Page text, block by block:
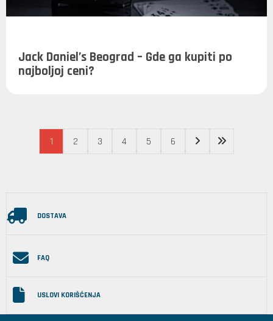
Jack Daniel’s Beograd – Gde ga kupiti po
najboljoj ceni?
1 2 3 4 5 6
DOSTAVA
FAQ
USLOVI KORIŠĆENJA